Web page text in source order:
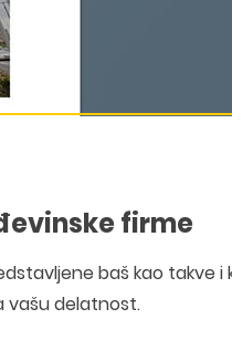
firme
baš kao takve i
vašu delatnost.